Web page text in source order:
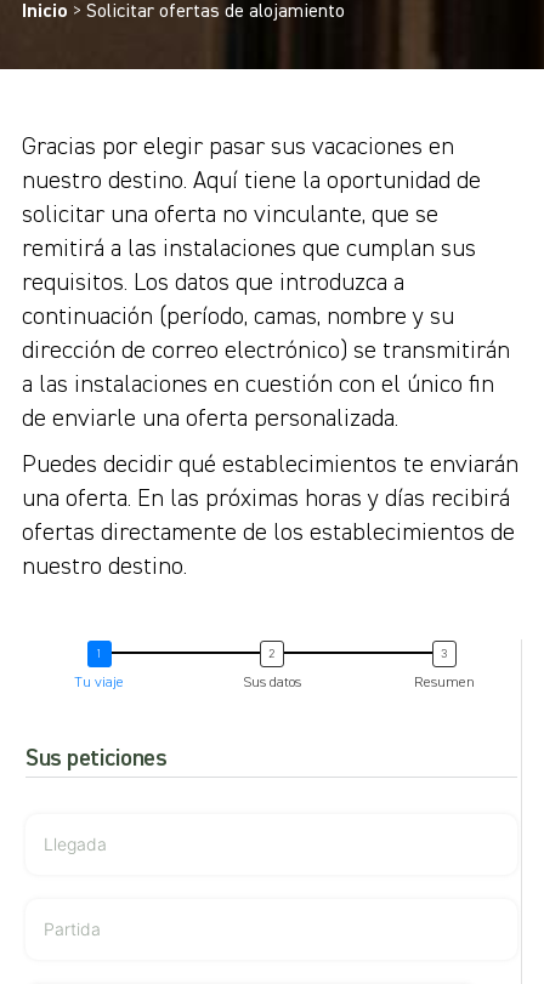
Inicio > Solicitar ofertas de alojamiento
Gracias por elegir pasar sus vacaciones en
nuestro destino. Aquí tiene la oportunidad de
solicitar una oferta no vinculante, que se
remitirá a las instalaciones que cumplan sus
requisitos. Los datos que introduzca a
continuación (período, camas, nombre y su
dirección de correo electrónico) se transmitirán
a las instalaciones en cuestión con el único fin
de enviarle una oferta personalizada.
Puedes decidir qué establecimientos te enviarán
una oferta. En las próximas horas y días recibirá
ofertas directamente de los establecimientos de
nuestro destino.
Tu viaje Sus datos Resumen
Sus peticiones